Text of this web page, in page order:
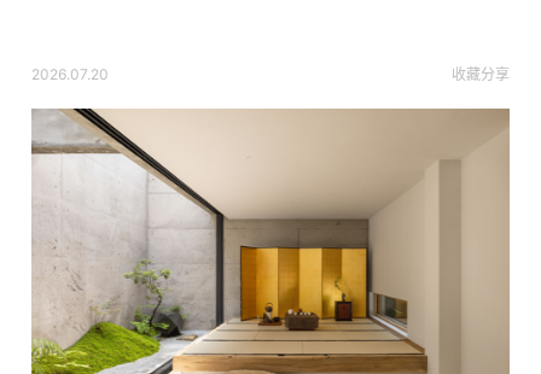
2026.07.20 收藏分享